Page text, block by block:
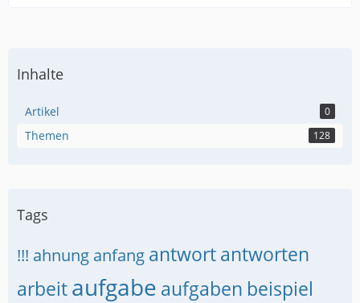
Inhalte
Artikel 0
Themen 128
Tags
!!! ahnung anfang antwortantworten
arbeitaufgabe aufgaben beispiel